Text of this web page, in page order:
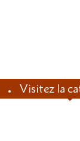
Visitez la